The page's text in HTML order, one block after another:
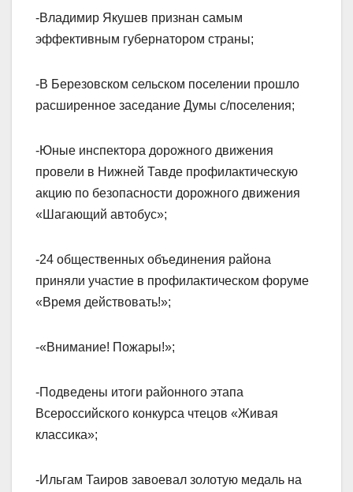
-Владимир Якушев признан самым
эффективным губернатором страны;
-В Березовском сельском поселении прошло
расширенное заседание Думы с/поселения;
-Юные инспектора дорожного движения
провели в Нижней Тавде профилактическую
акцию по безопасности дорожного движения
«Шагающий автобус»;
-24 общественных объединения района
приняли участие в профилактическом форуме
«Время действовать!»;
-«Внимание! Пожары!»;
-Подведены итоги районного этапа
Всероссийского конкурса чтецов «Живая
классика»;
-Ильгам Таиров завоевал золотую медаль на